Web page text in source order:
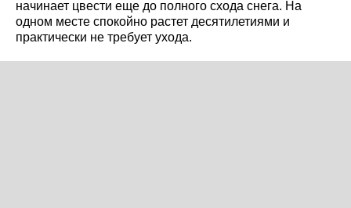
начинает цвести еще до полного схода снега. На
одном месте спокойно растет десятилетиями и
практически не требует ухода.